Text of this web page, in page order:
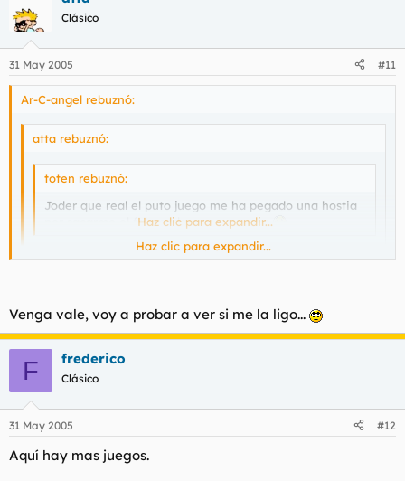
Clásico
31 May 2005 #11
Ar-C-angel rebuznó:
atta rebuznó:
toten rebuznó:
Joder que real el puto juego me ha pegado una hostia
por sacarme el falo nada mas empezar.
Haz clic para expandir...
Joder tio pos yo he ganao a la primera, los mecanismos son:
1º) .....
2º) Es que yo no hablo con desconocidos
3º) Pides el Martini o lo que sea
en la cita:
Haz clic para expandir...
Venga vale, voy a probar a ver si me la ligo...
F frederico
Clásico
31 May 2005 #12
Aquí hay mas juegos.